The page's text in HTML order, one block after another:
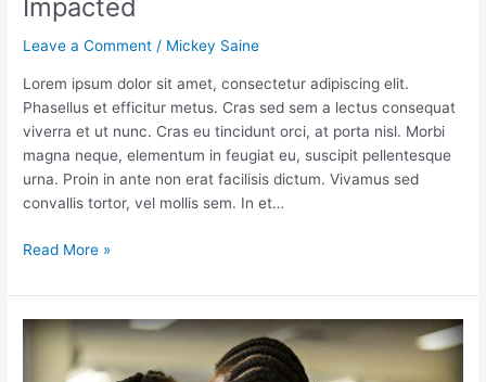
Impacted
Leave a Comment / Mickey Saine
Lorem ipsum dolor sit amet, consectetur adipiscing elit.
Phasellus et efficitur metus. Cras sed sem a lectus consequat
viverra et ut nunc. Cras eu tincidunt orci, at porta nisl. Morbi
magna neque, elementum in feugiat eu, suscipit pellentesque
urna. Proin in ante non erat facilisis dictum. Vivamus sed
convallis tortor, vel mollis sem. In et…
Read More »
Audio